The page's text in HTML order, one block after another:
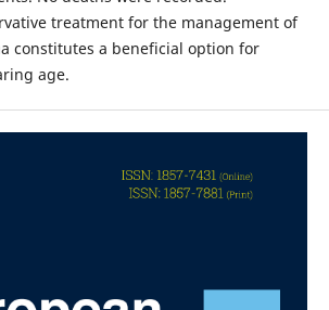
treatment for the management of
constitutes a beneficial option for
age.